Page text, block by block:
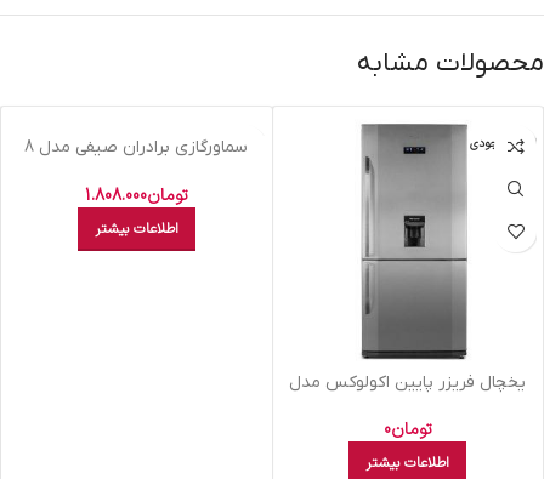
محصولات مشابه
اتمام موجودی
يخچال فريزر پايين اکولوکس مدل
تومان0
اطلاعات بیشتر
اتمام موجودی
سماورگازي برادران صيفي مدل 8
تومان1.808.000
اطلاعات بیشتر